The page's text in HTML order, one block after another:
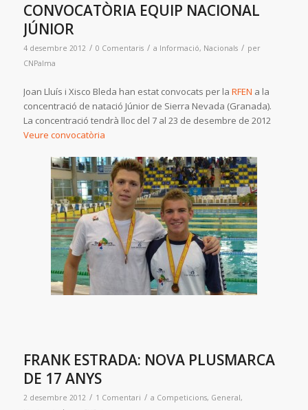
CONVOCATÒRIA EQUIP NACIONAL
JÚNIOR
4 desembre 2012 / 0 Comentaris / a Informació, Nacionals / per
CNPalma
Joan Lluís i Xisco Bleda han estat convocats per la RFEN a la
concentració de natació Júnior de Sierra Nevada (Granada).
La concentració tendrà lloc del 7 al 23 de desembre de 2012
Veure convocatòria
FRANK ESTRADA: NOVA PLUSMARCA
DE 17 ANYS
2 desembre 2012 / 1 Comentari / a Competicions, General,